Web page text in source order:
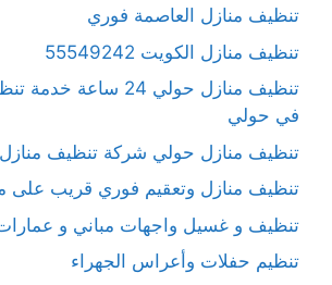
تنظيف منازل العاصمة فوري
تنظيف منازل الكويت 55549242
تنظيف منازل حولي 24
في حولي
تنظيف منازل حولي شركة تنظيف
تنظيف منازل وتعقيم فوري قريب على
تنظيف و غسيل واجهات مباني و عمارات
تنظيم حفلات وأعراس الجهراء